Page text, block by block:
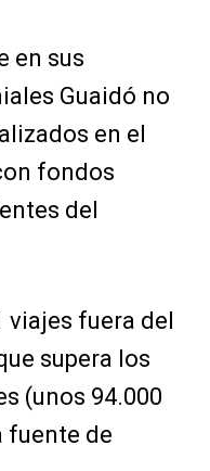
en sus
Guaidó no
en el
fondos
del
viajes fuera del
supera los
(unos 94.000
fuente de